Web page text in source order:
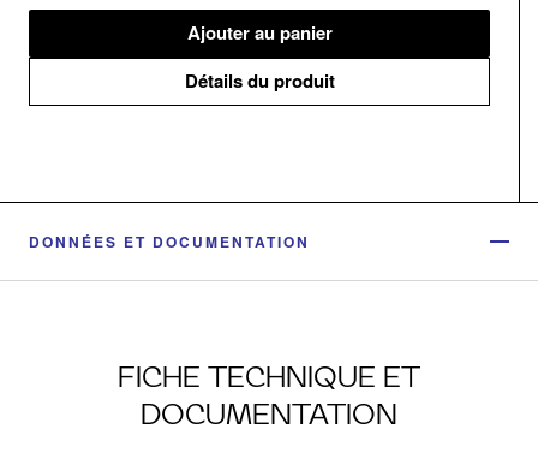
Ajouter au panier
Détails du produit
DONNÉES ET DOCUMENTATION
FICHE TECHNIQUE ET
DOCUMENTATION